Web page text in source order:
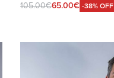
105.00€65.00€ -38% OFF